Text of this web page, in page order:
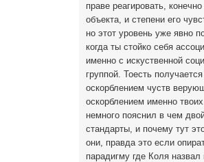
праве реагировать,
объекта, и степени его
но этот уровень уже явно
когда ты стойко себя
именно с искуственной
группой. Тоесть получается
оскорблением чуств
оскорблением именно
немного пояснил в чем
стандарты, и почему тут
они, правда это если
парадигму где Коля назвал